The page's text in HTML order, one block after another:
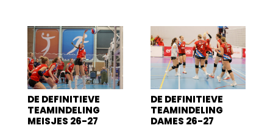
DE DEFINITIEVE
TEAMINDELING
MEISJES 26-27
DE DEFINITIEVE
TEAMINDELING
DAMES 26-27